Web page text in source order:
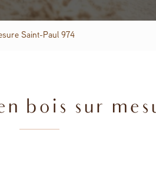
Saint-Paul 974
bois sur